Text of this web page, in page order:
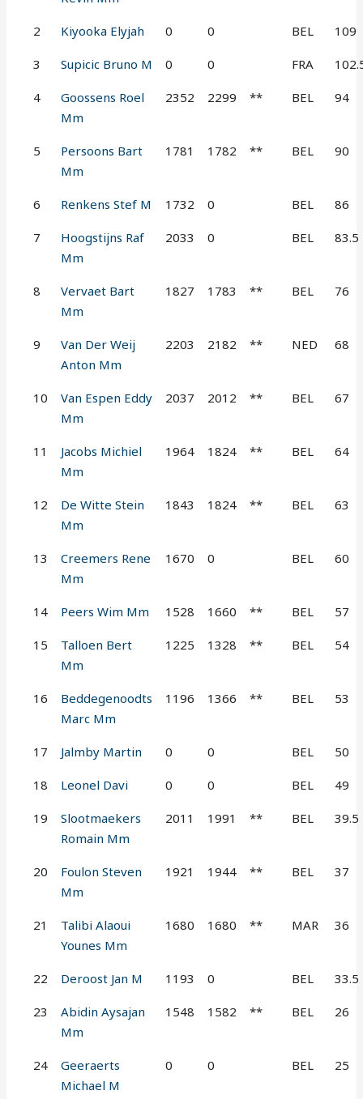
2 Kiyooka Elyjah 0 0 BEL 109
3 Supicic Bruno M 0 0 FRA
4
Goossens Roel
Mm
2352 2299 ** BEL 94
5
Persoons Bart
Mm
1781 1782 ** BEL 90
6 Renkens Stef M 1732 0 BEL 86
7
Hoogstijns Raf
Mm
2033 0 BEL 83.5
8
Vervaet Bart
Mm
1827 1783 ** BEL 76
9
Van Der Weij
Anton Mm
2203 2182 ** NED 68
10
Van Espen Eddy
Mm
2037 2012 ** BEL 67
11
Jacobs Michiel
Mm
1964 1824 ** BEL 64
12
De Witte Stein
Mm
1843 1824 ** BEL 63
13
Creemers Rene
Mm
1670 0 BEL 60
14 Peers Wim Mm 1528 1660 ** BEL 57
15
Talloen Bert
Mm
1225 1328 ** BEL 54
16
Beddegenoodts
Marc Mm
1196 1366 ** BEL 53
17 Jalmby Martin 0 0 BEL 50
18 Leonel Davi 0 0 BEL 49
19
Slootmaekers
Romain Mm
2011 1991 ** BEL 39.5
20
Foulon Steven
Mm
1921 1944 ** BEL 37
21
Talibi Alaoui
Younes Mm
1680 1680 ** MAR 36
22 Deroost Jan M 1193 0 BEL 33.5
23
Abidin Aysajan
Mm
1548 1582 ** BEL 26
24
Geeraerts
Michael M
0 0 BEL 25